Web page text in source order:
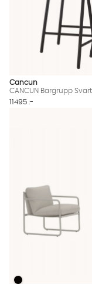
Cancun
CANCUN Bargrupp Svart
11495 :-